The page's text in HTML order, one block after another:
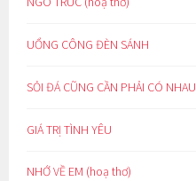
UỔNG CÔNG ĐÈN SÁNH
SỎI ĐÁ CŨNG CẦN PHẢI CÓ NHAU
GIÁ TRỊ TÌNH YÊU
NHỚ VỀ EM (hoạ thơ)